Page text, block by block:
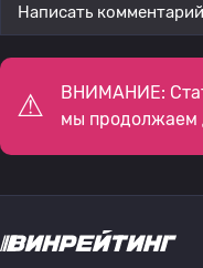
Написать комментарий
ВНИМАНИЕ:
мы продолжаем